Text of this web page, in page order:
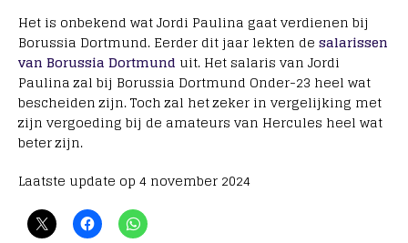
Het is onbekend wat Jordi Paulina gaat verdienen bij
Borussia Dortmund. Eerder dit jaar lekten de salarissen
van Borussia Dortmund uit. Het salaris van Jordi
Paulina zal bij Borussia Dortmund Onder-23 heel wat
bescheiden zijn. Toch zal het zeker in vergelijking met
zijn vergoeding bij de amateurs van Hercules heel wat
beter zijn.
Laatste update op 4 november 2024